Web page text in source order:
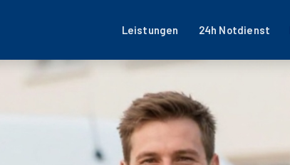
Leistungen 24h Notdienst